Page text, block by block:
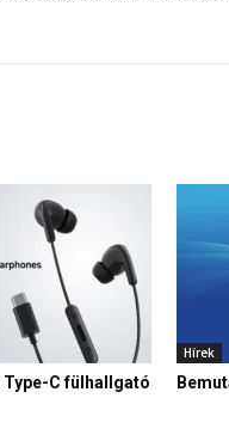
Type-C fülhallgató
Hírek